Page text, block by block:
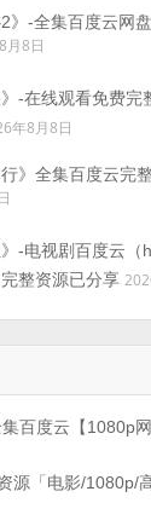
2》-全集百度云网
月8日
》-在线观看免费
年8月8日
行》全集百度云完
》-电视剧百度云
整资源已分享
集百度云【1080p
源「电影/1080p/